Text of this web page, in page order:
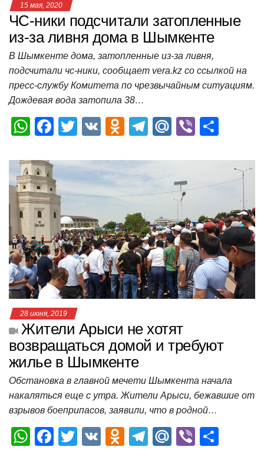
15 мая, 2020
ЧС-ники подсчитали затопленные
из-за ливня дома в Шымкенте
В Шымкенте дома, затопленные из-за ливня,
подсчитали чс-ники, сообщает vera.kz со ссылкой на
пресс-службу Комитета по чрезвычайным ситуациям.
Дождевая вода затопила 38…
W
at
s
A
p
p
F
c
e
b
o
o
k
T
tt
er
V
O
n
kl
a
ss
ni
ki
T
e
gr
a
m
M
.R
u
Vi
er п
р
в
и
т
ь
28 июня, 2019
Жители Арыси не хотят
возвращаться домой и требуют
жилье в Шымкенте
Обстановка в главной мечети Шымкента начала
накаляться еще с утра. Жители Арыси, бежавшие от
взрывов боеприпасов, заявили, что в родной…
W
F
T
V
O
T
M
Vi